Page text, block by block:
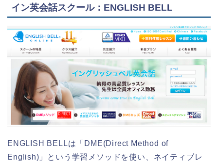
イン英会話スクール：ENGLISH BELL
ENGLISH BELLは「DME(Direct Method of
English)」という学習メソッドを使い、ネイティブレ